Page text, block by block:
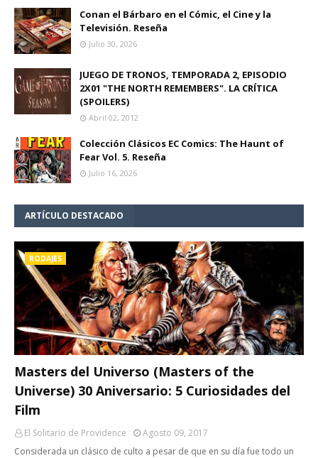
Conan el Bárbaro en el Cómic, el Cine y la
Televisión. Reseña
Julio 30, 2026
JUEGO DE TRONOS, TEMPORADA 2, EPISODIO
2X01 "THE NORTH REMEMBERS". LA CRÍTICA
(SPOILERS)
Abril 02, 2012
Colección Clásicos EC Comics: The Haunt of
Fear Vol. 5. Reseña
Julio 16, 2026
ARTÍCULO DESTACADO
RODAJES
Masters del Universo (Masters of the
Universe) 30 Aniversario: 5 Curiosidades del
Film
El Solitario de Providence
Agosto 09, 2017
Considerada un clásico de culto a pesar de que en su día fue todo un